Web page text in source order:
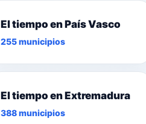
El tiempo en País Vasco
255 municipios
El tiempo en Extremadura
388 municipios